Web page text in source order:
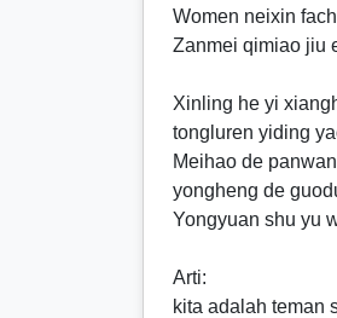
Women neixin
Zanmei qimiao jiu
Xinling he yi
tongluren yiding
Meihao de
yongheng de
Yongyuan shu yu
Arti:
kita adalah teman